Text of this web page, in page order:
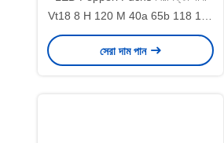
Vt18 8 H 120 M 40a 65b 118 128
ডিফিউজ মোড সেন্সর ফ্ল্যাশিং
সেরা দাম পান